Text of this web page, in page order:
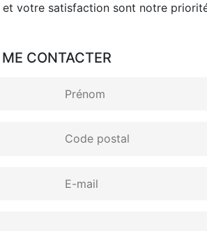
votre satisfaction sont notre
ME CONTACTER